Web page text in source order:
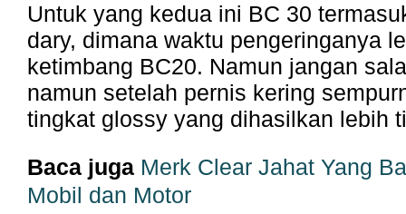
Untuk yang kedua ini BC 30
dary, dimana waktu pengeringanya
ketimbang BC20. Namun jangan
namun setelah pernis kering
tingkat glossy yang dihasilkan lebih
Baca juga Merk Clear Jahat Yang
Mobil dan Motor